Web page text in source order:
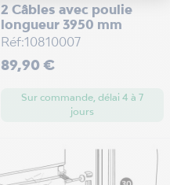
2 Câbles avec poulie
longueur 3950 mm
Réf:10810007
Prix
89,90 €
Sur commande, délai 4 à 7
jours